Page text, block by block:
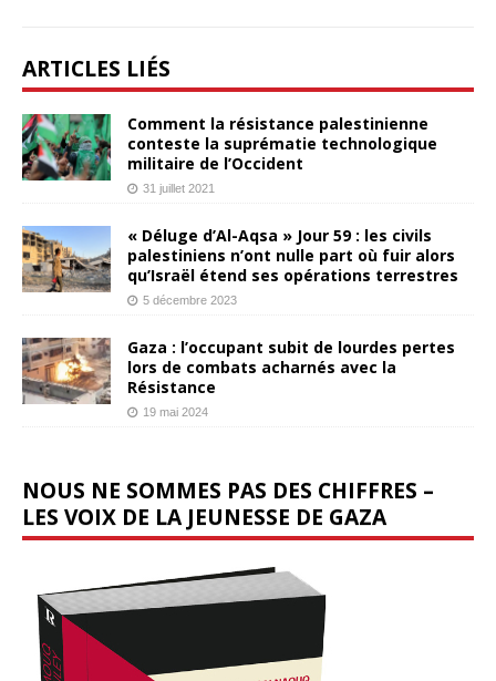
ARTICLES LIÉS
Comment la résistance palestinienne
conteste la suprématie technologique
militaire de l’Occident
31 juillet 2021
« Déluge d’Al-Aqsa » Jour 59 : les civils
palestiniens n’ont nulle part où fuir alors
qu’Israël étend ses opérations terrestres
5 décembre 2023
Gaza : l’occupant subit de lourdes pertes
lors de combats acharnés avec la
Résistance
19 mai 2024
NOUS NE SOMMES PAS DES CHIFFRES –
LES VOIX DE LA JEUNESSE DE GAZA